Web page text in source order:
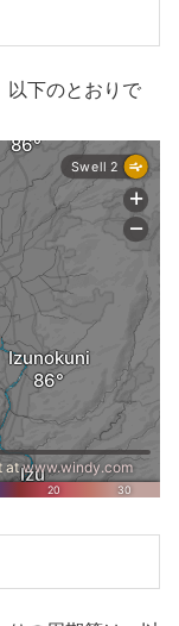
以下のとおりで